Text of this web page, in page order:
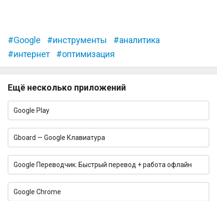
Google инструменты
аналитика
интернет
оптимизация
Ещё несколько приложений
Google Play
Gboard — Google Клавиатура
Google Переводчик. Быстрый перевод + работа офлайн
Google Chrome